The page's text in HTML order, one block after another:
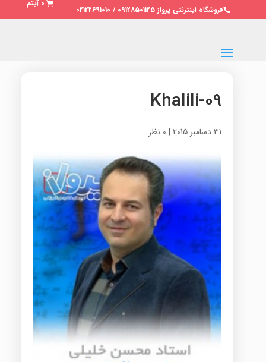
فروشگاه اینترنتی پرواز 09128501125 / 02122691010
0 آیتم
۰۹-Khalili
31 دسامبر 2015 | 0 نظر